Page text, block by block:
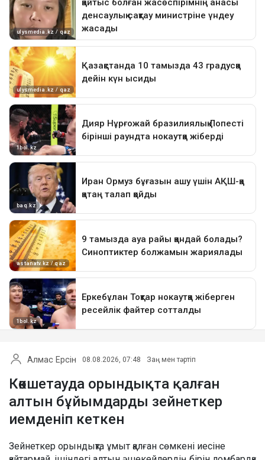
Алмас Ерсін 08.08.2026, 07:48 Заң мен тәртіп
Көкшетауда орындықта қалған
алтын бұйымдарды зейнеткер
иемденіп кеткен
Зейнеткер орындықта ұмыт қалған сөмкені иесіне